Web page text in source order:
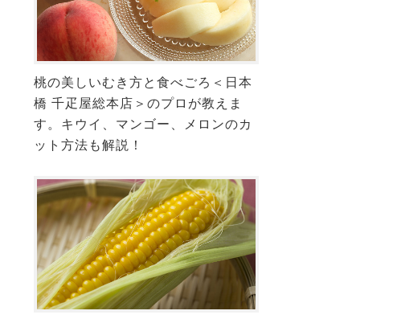
桃の美しいむき方と食べごろ＜日本
橋 千疋屋総本店＞のプロが教えま
す。キウイ、マンゴー、メロンのカ
ット方法も解説！